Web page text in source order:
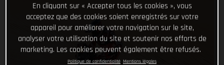
En cliquant sur « Accepter tous les cookies », vous
acceptez que des cookies soient enregistrés sur votre
appareil pour améliorer votre navigation sur le site,
analyser votre utilisation du site et soutenir nos efforts de
marketing. Les cookies peuvent également être refusés.
Politique de confidentialité Mentions légales